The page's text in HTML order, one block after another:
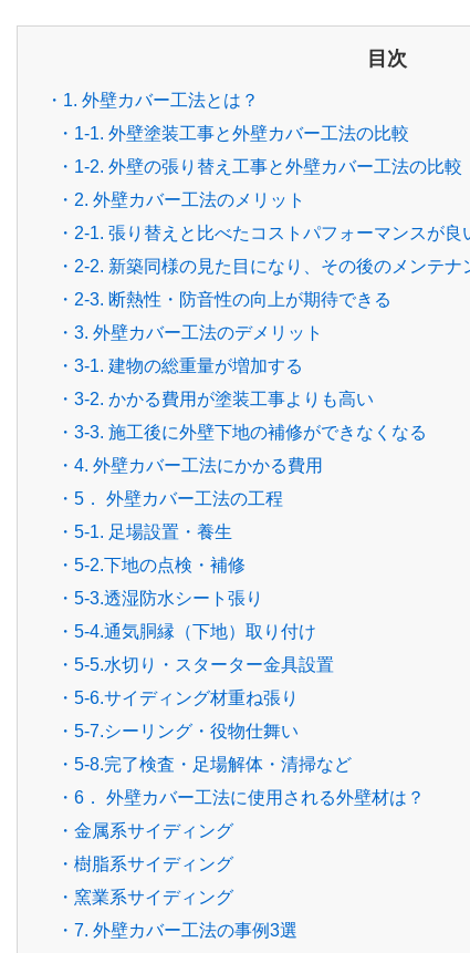
目次
・1. 外壁カバー工法とは？
・1-1. 外壁塗装工事と外壁カバー工法の比較
・1-2. 外壁の張り替え工事と外壁カバー工法の比較
・2. 外壁カバー工法のメリット
・2-1. 張り替えと比べたコストパフォーマンスが良
・2-2. 新築同様の見た目になり、その後のメンテ
・2-3. 断熱性・防音性の向上が期待できる
・3. 外壁カバー工法のデメリット
・3-1. 建物の総重量が増加する
・3-2. かかる費用が塗装工事よりも高い
・3-3. 施工後に外壁下地の補修ができなくなる
・4. 外壁カバー工法にかかる費用
・5． 外壁カバー工法の工程
・5-1. 足場設置・養生
・5-2.下地の点検・補修
・5-3.透湿防水シート張り
・5-4.通気胴縁（下地）取り付け
・5-5.水切り・スターター金具設置
・5-6.サイディング材重ね張り
・5-7.シーリング・役物仕舞い
・5-8.完了検査・足場解体・清掃など
・6． 外壁カバー工法に使用される外壁材は？
・金属系サイディング
・樹脂系サイディング
・窯業系サイディング
・7. 外壁カバー工法の事例3選